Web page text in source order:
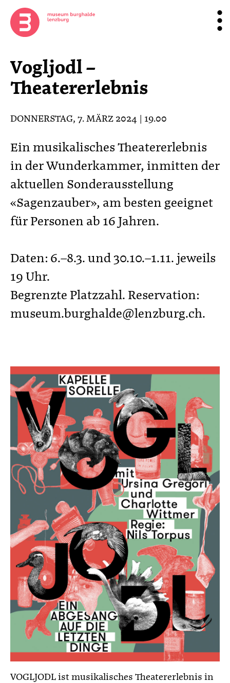
Vogljodl –
Theatererlebnis
DONNERSTAG, 7. MÄRZ 2024 | 19.00
Ein musikalisches Theatererlebnis
in der Wunderkammer, inmitten der
aktuellen Sonderausstellung
«Sagenzauber», am besten geeignet
für Personen ab 16 Jahren.
Daten: 6.–8.3. und 30.10.–1.11. jeweils
19 Uhr.
Begrenzte Platzzahl. Reservation:
museum.burghalde@lenzburg.ch.
VOGLJODL ist musikalisches Theatererlebnis in